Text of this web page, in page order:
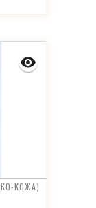
КОЖА)